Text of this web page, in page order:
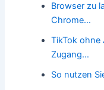
Browser zu
Chrome…
TikTok ohne
Zugang…
So nutzen